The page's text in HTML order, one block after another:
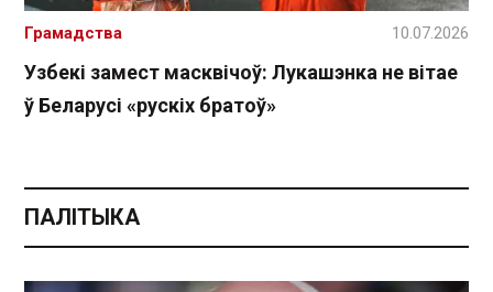
Узбекі замест масквічоў: Лукашэнка не вітае
ў Беларусі «рускіх братоў»
Грамадства 10.07.2026
ПАЛІТЫКА